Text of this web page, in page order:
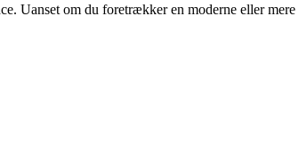
Uanset om du foretrækker en moderne eller mere